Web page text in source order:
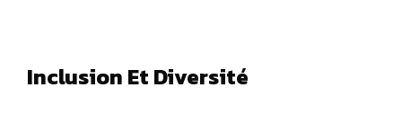
Inclusion Et Diversité